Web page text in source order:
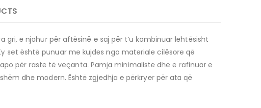
e njohur për aftësinë e saj për t’u kombinuar lehtësisht
set është punuar me kujdes nga materiale cilësore që
për raste të veçanta. Pamja minimaliste dhe e rafinuar e
dhe modern. Është zgjedhja e përkryer për ata që